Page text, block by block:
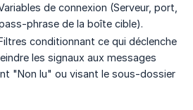
de connexion (Serveur, port,
phrase de la boîte cible).
conditionnant ce qui déclenche
les signaux aux messages
"Non lu" ou visant le sous-dossier